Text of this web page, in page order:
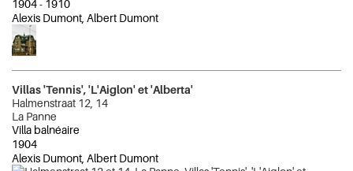
1904- 1910
Alexis Dumont, Albert Dumont
Villas 'Tennis', 'L'Aiglon' et 'Alberta'
Halmenstraat 12, 14
La Panne
Villa balnéaire
1904
Alexis Dumont, Albert Dumont